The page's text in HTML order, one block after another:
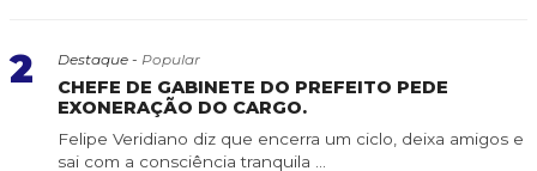
2 Destaque - Popular
CHEFE DE GABINETE DO PREFEITO PEDE
EXONERAÇÃO DO CARGO.
Felipe Veridiano diz que encerra um ciclo, deixa amigos e
sai com a consciência tranquila ...